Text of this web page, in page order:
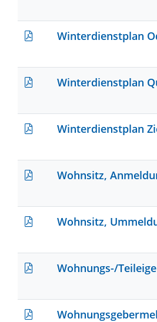
Winterdienstplan
Winterdienstplan
Winterdienstplan
Wohnsitz,
Wohnsitz,
Wohnungs-/